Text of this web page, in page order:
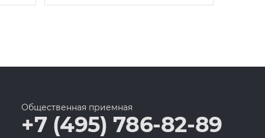
Общественная приемная
+7 (495) 786-82-89